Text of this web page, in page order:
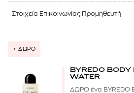
Στοιχεία Επικοινωνίας Προμηθευτή
+ ΔΩΡΟ
BYREDO BODY
WATER
ΔΩΡΟ ένα BYREDO